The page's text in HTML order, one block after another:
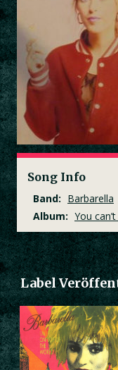
Song Info
Band: Barbarella
Album: You
Label